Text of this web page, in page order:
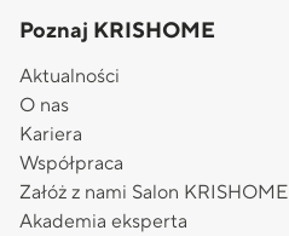
Poznaj KRISHOME
Aktualności
O nas
Kariera
Współpraca
Załóż z nami Salon KRISHOME
Akademia eksperta